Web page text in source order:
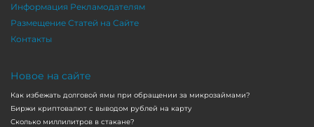
Информация Рекламодателям
Размещение Статей на Сайте
Контакты
Новое на сайте
Как избежать долговой ямы при обращении за микрозаймами?
Биржи криптовалют с выводом рублей на карту
Сколько миллилитров в стакане?